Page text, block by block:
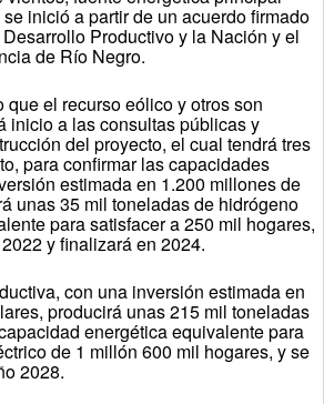
inició a partir de un acuerdo firmado
Productivo y la Nación y el
de Río Negro.
que el recurso eólico y otros son
inicio a las consultas públicas y
del proyecto, el cual tendrá tres
para confirmar las capacidades
estimada en 1.200 millones de
unas 35 mil toneladas de hidrógeno
para satisfacer a 250 mil hogares,
y finalizará en 2024.
con una inversión estimada en
producirá unas 215 mil toneladas
energética equivalente para
de 1 millón 600 mil hogares, y se
2028.